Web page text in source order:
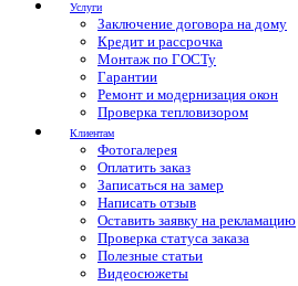
Услуги
Заключение договора на дому
Кредит и рассрочка
Монтаж по ГОСТу
Гарантии
Ремонт и модернизация окон
Проверка тепловизором
Клиентам
Фотогалерея
Оплатить заказ
Записаться на замер
Написать отзыв
Оставить заявку на рекламацию
Проверка статуса заказа
Полезные статьи
Видеосюжеты